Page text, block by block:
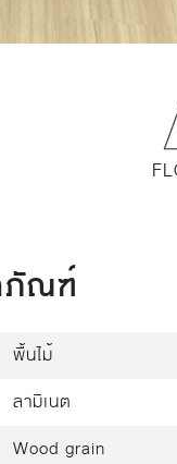
ภัณฑ์
พื้นไม้
ลามิเนต
Wood grain